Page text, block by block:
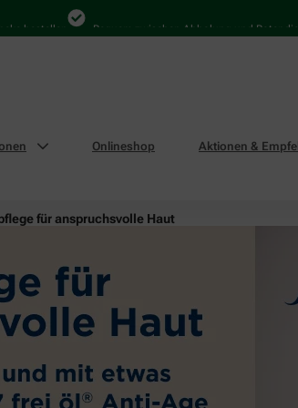
Bequem zwischen Abholung und Botendienst
Onlineshop Aktionen &
für anspruchsvolle Haut